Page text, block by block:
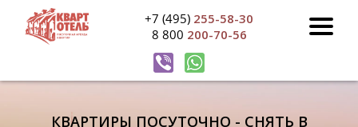
+7 (495) 255-58-30
8 800 200-70-56
КВАРТИРЫ ПОСУТОЧНО - СНЯТЬ В